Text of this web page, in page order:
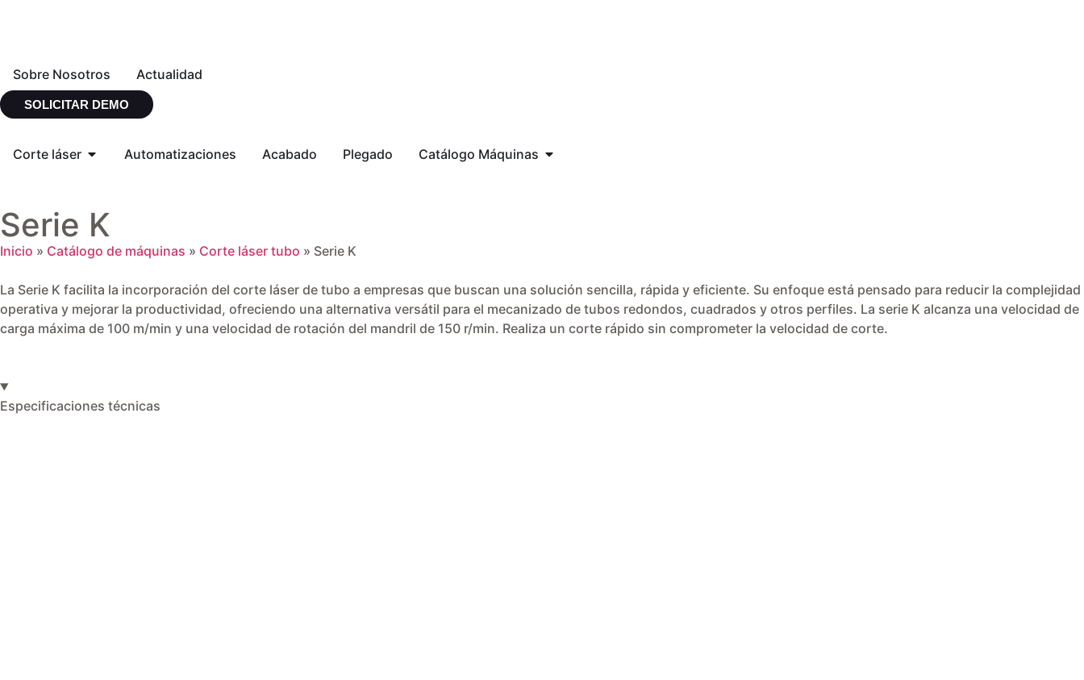
Sobre Nosotros Actualidad
SOLICITAR DEMO
Corte láser Automatizaciones Acabado Plegado Catálogo Máquinas
Serie K
Inicio » Catálogo de máquinas » Corte láser tubo » Serie K
La Serie K facilita la incorporación del corte láser de tubo a empresas que buscan una solución sencilla, rápida y eficiente. Su enfoque está pensado para reducir la complejidad
operativa y mejorar la productividad, ofreciendo una alternativa versátil para el mecanizado de tubos redondos, cuadrados y otros perfiles. La serie K alcanza una velocidad de
carga máxima de 100 m/min y una velocidad de rotación del mandril de 150 r/min. Realiza un corte rápido sin comprometer la velocidad de corte.
Especificaciones técnicas